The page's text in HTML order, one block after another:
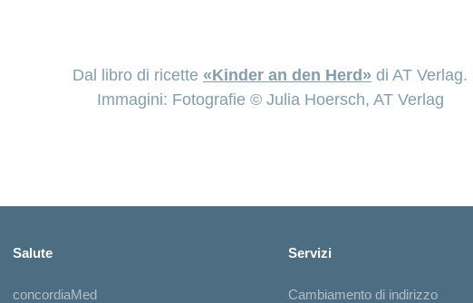
Dal libro di ricette «Kinder an den Herd» di AT Verlag.
Immagini: Fotografie © Julia Hoersch, AT Verlag
Salute
concordiaMed
Servizi
Cambiamento di indirizzo